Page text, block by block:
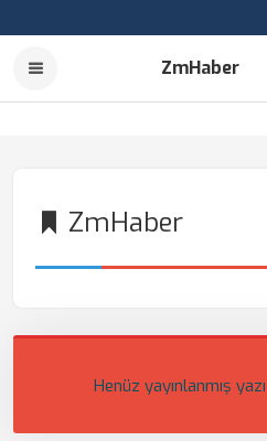
ZmHaber
ZmHaber
Henüz yayınlanmış